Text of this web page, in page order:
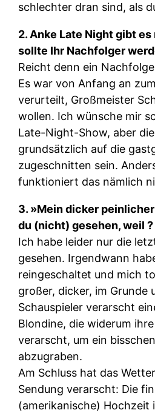
schlechter dran sind, als
2. Anke Late Night gibt
sollte Ihr Nachfolger
Reicht denn ein
Es war von Anfang an
verurteilt, Großmeister
wollen. Ich wünsche mir
Late-Night-Show, aber
grundsätzlich auf die
zugeschnitten sein.
funktioniert das nämlich
3. »Mein dicker
du (nicht) gesehen, weil ?
Ich habe leider nur die
gesehen. Irgendwann
reingeschaltet und mich
großer, dicker, im Grunde
Schauspieler verarscht
Blondine, die widerum
verarscht, um ein
abzugraben.
Am Schluss hat das
Sendung verarscht: Die
(amerikanische) Hochzeit